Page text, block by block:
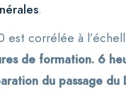
.
est corrélée à
de formation. 6
du passage du